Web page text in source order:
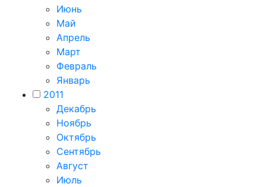
Июнь
Май
Апрель
Март
Февраль
Январь
2011
Декабрь
Ноябрь
Октябрь
Сентябрь
Август
Июль